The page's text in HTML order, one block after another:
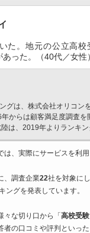
た。地元の公立高校
った。（40代／女性）
グは、株式会社オリコン
からは顧客満足度調査を
は、2019年よりランキン
は、実際にサービスを利
、調査企業22社を対象に
ングを発表しています。
々な切り口から「 高校受
者の口コミや評判といっ